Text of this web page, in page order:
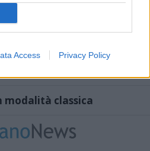
Access Privacy Policy
modalità classica